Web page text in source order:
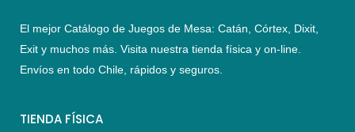
El mejor Catálogo de Juegos de Mesa: Catán, Córtex, Dixit,
Exit y muchos más. Visita nuestra tienda física y on-line.
Envíos en todo Chile, rápidos y seguros
TIENDA FÍSICA